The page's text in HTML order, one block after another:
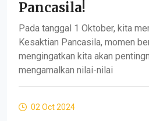
Pancasila!
Pada tanggal 1 Oktober, kita
Kesaktian Pancasila, momen
mengingatkan kita akan
mengamalkan nilai-nilai
02 Oct 2024